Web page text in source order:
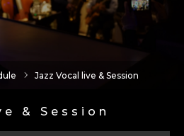
Jazz Vocal live & Session
& Session